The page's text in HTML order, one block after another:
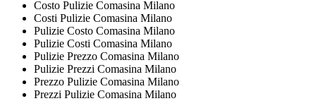
Costo Pulizie Comasina Milano
Costi Pulizie Comasina Milano
Pulizie Costo Comasina Milano
Pulizie Costi Comasina Milano
Pulizie Prezzo Comasina Milano
Pulizie Prezzi Comasina Milano
Prezzo Pulizie Comasina Milano
Prezzi Pulizie Comasina Milano